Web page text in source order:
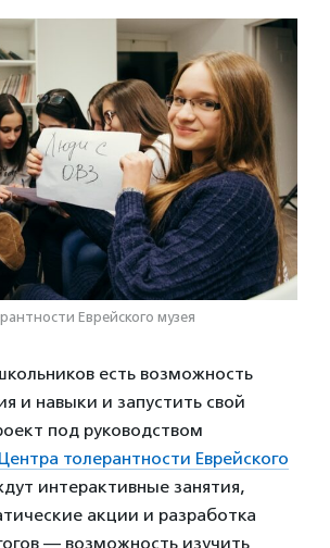
Еврейского музея
есть возможность
и навыки и запустить свой
под руководством
Центра толерантности Еврейского
интерактивные занятия,
акции и разработка
— возможность изучить